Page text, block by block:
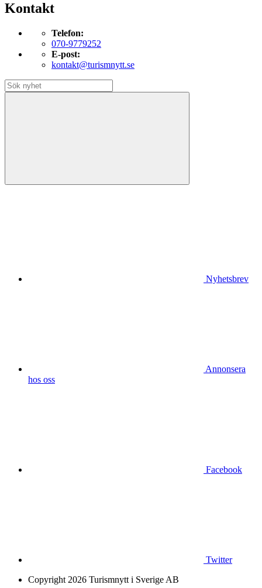
Kontakt
Telefon:
070-9779252
E-post:
kontakt@turismnytt.se
Nyhetsbrev
Annonsera
hos oss
Facebook
Twitter
Copyright 2026 Turismnytt i Sverige AB